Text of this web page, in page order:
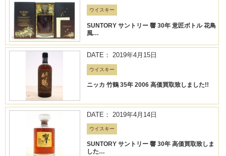
ウイスキー
SUNTORY サントリー 響 30年 意匠ボトル 花鳥
風…
DATE： 2019年4月15日
ウイスキー
ニッカ 竹鶴 35年 2006 高価買取致しました!!
DATE： 2019年4月14日
ウイスキー
SUNTORY サントリー 響 30年 高価買取致しま
した…